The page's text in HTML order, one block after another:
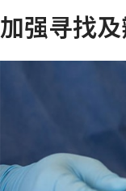
加强寻找